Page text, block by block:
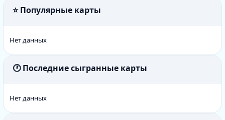
⭐ Популярные карты
Нет данных
🕐 Последние сыгранные карты
Нет данных